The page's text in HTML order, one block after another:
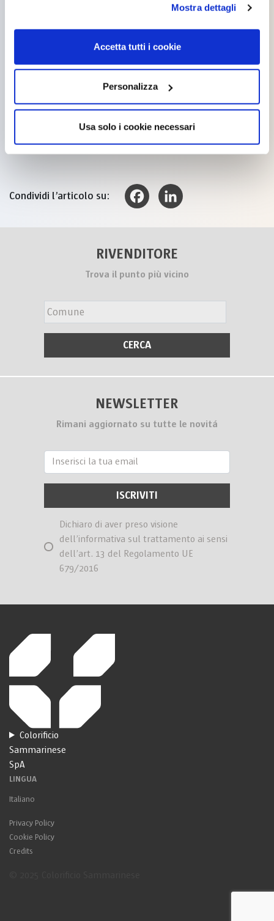
cookie accettare. Per ulteriori informazioni consulta
lacookie policy.
Mostra dettagli
Accetta tutti i cookie
Personalizza
Usa solo i cookie necessari
dinamico il legame tra le persone e gli spazi progettati.
Il nostro sostegno ad iniziative sociali e culturali che hanno a
cuore la rigenerazione di spazi e luoghi attraverso l’uso
Scopri i progetti di rigenerazione urbana sostenuti negli anni:
I colori del silenzio: rigenerazione urbana a Siracusa
– Il potere del colore al fuorisalone di Milano con il progetto
Condividi l’articolo su:
FacebookLinkedIn
RIVENDITORE
Trova il punto più vicino
NEWSLETTER
Rimani aggiornato su tutte le novitá
Dichiaro di aver preso visione
dell’informativa sul trattamento ai sensi
dell’art. 13 del Regolamento UE
679/2016
Colorificio
Sammarinese
SpA
LINGUA
Italiano
Privacy Policy
Cookie Policy
Credits